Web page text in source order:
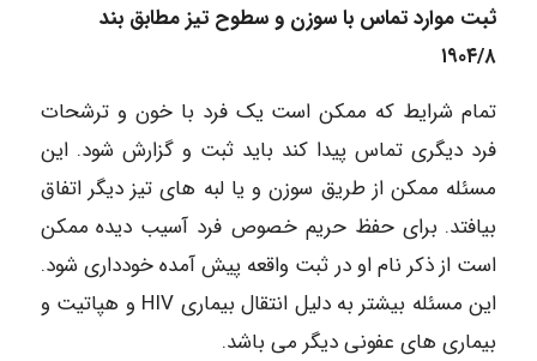
ثبت موارد تماس با سوزن و سطوح تیز مطابق بند
۱۹۰۴/۸
تمام شرایط که ممکن است یک فرد با خون و ترشحات
فرد دیگری تماس پیدا کند باید ثبت و گزارش شود. این
مسئله ممکن از طریق سوزن و یا لبه های تیز دیگر اتفاق
بیافتد. برای حفظ حریم خصوص فرد آسیب دیده ممکن
است از ذکر نام او در ثبت واقعه پیش آمده خودداری شود.
این مسئله بیشتر به دلیل انتقال بیماری HIV و هپاتیت و
بیماری های عفونی دیگر می باشد.